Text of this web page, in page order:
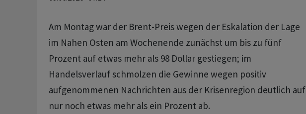
Am Montag war der Brent-Preis wegen der Eskalation der Lage
im Nahen Osten am Wochenende zunächst um bis zu fünf
Prozent auf etwas mehr als 98 Dollar gestiegen; im
Handelsverlauf schmolzen die Gewinne wegen positiv
aufgenommenen Nachrichten aus der Krisenregion deutlich auf
nur noch etwas mehr als ein Prozent ab.